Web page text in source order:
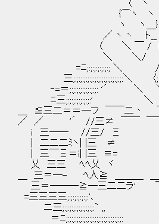
(⌒ヽ
{⌒ヽ ヽ
ヽ ヽ＿}
／ ヽ ヽ ト__
〈 ＼ ￣ / l
＼ ＼/ l
=ﾆ;:;:;:;:;:;:; ＼ /
三;:;:;:;:;:;:;:;:;:;:;:;:;:;:＼ 〈
‐=＝;:;:;:;:;:;:;:;: '´ ＼ ＼`
ﾆ三;:;:;:;:;:;:;:' ＼ 〉 ' ､
＿ ≦三二＝＝─フ ￣￣二丶
／ ／ '´ //三≠ ￣￣ ￣￣ 〈
ｉ 三── //三/
| 二二二ﾐヽ| |三
| 三￣Ξ＝i| |三
乂 三三 ﾍﾍ乂
＿ 三＝─- ﾍ人≧ ＿＿＿ ＿＿
三＝───≧─三二二ラ' ￣￣￣
=三三三三;:;:;:;:;:;:'､
ニ三;:;:;:;:;:;:;:;:;:` ,, ,,, ;:;:ﾞ
＝ﾆ;:;:;:;:;:;:;:;:;:;:;:;:;:;:;:;: